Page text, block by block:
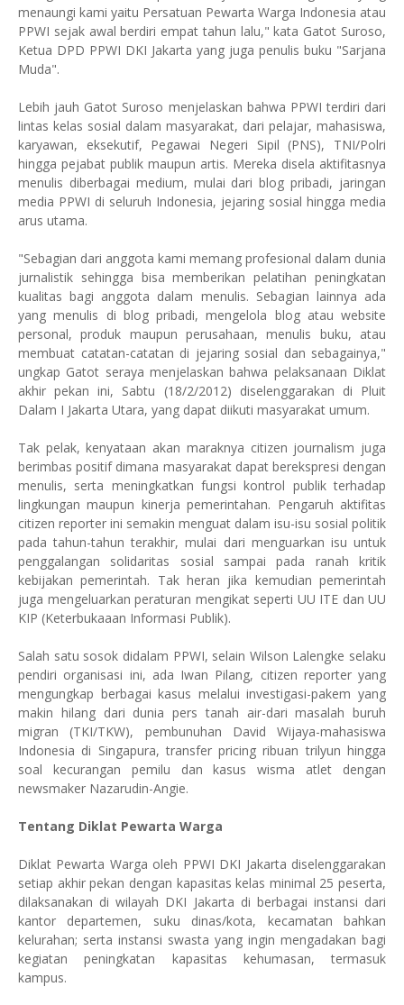
menaungi kami yaitu Persatuan Pewarta Warga Indonesia atau
PPWI sejak awal berdiri empat tahun lalu," kata Gatot Suroso,
Ketua DPD PPWI DKI Jakarta yang juga penulis buku "Sarjana
Muda".
Lebih jauh Gatot Suroso menjelaskan bahwa PPWI terdiri dari
lintas kelas sosial dalam masyarakat, dari pelajar, mahasiswa,
karyawan, eksekutif, Pegawai Negeri Sipil (PNS), TNI/Polri
hingga pejabat publik maupun artis. Mereka disela aktifitasnya
menulis diberbagai medium, mulai dari blog pribadi, jaringan
media PPWI di seluruh Indonesia, jejaring sosial hingga media
arus utama.
"Sebagian dari anggota kami memang profesional dalam dunia
jurnalistik sehingga bisa memberikan pelatihan peningkatan
kualitas bagi anggota dalam menulis. Sebagian lainnya ada
yang menulis di blog pribadi, mengelola blog atau website
personal, produk maupun perusahaan, menulis buku, atau
membuat catatan-catatan di jejaring sosial dan sebagainya,"
ungkap Gatot seraya menjelaskan bahwa pelaksanaan Diklat
akhir pekan ini, Sabtu (18/2/2012) diselenggarakan di Pluit
Dalam I Jakarta Utara, yang dapat diikuti masyarakat umum.
Tak pelak, kenyataan akan maraknya citizen journalism juga
berimbas positif dimana masyarakat dapat berekspresi dengan
menulis, serta meningkatkan fungsi kontrol publik terhadap
lingkungan maupun kinerja pemerintahan. Pengaruh aktifitas
citizen reporter ini semakin menguat dalam isu-isu sosial politik
pada tahun-tahun terakhir, mulai dari menguarkan isu untuk
penggalangan solidaritas sosial sampai pada ranah kritik
kebijakan pemerintah. Tak heran jika kemudian pemerintah
juga mengeluarkan peraturan mengikat seperti UU ITE dan UU
KIP (Keterbukaaan Informasi Publik).
Salah satu sosok didalam PPWI, selain Wilson Lalengke selaku
pendiri organisasi ini, ada Iwan Pilang, citizen reporter yang
mengungkap berbagai kasus melalui investigasi-pakem yang
makin hilang dari dunia pers tanah air-dari masalah buruh
migran (TKI/TKW), pembunuhan David Wijaya-mahasiswa
Indonesia di Singapura, transfer pricing ribuan trilyun hingga
soal kecurangan pemilu dan kasus wisma atlet dengan
newsmaker Nazarudin-Angie.
Tentang Diklat Pewarta Warga
Diklat Pewarta Warga oleh PPWI DKI Jakarta diselenggarakan
setiap akhir pekan dengan kapasitas kelas minimal 25 peserta,
dilaksanakan di wilayah DKI Jakarta di berbagai instansi dari
kantor departemen, suku dinas/kota, kecamatan bahkan
kelurahan; serta instansi swasta yang ingin mengadakan bagi
kegiatan peningkatan kapasitas kehumasan, termasuk
kampus.